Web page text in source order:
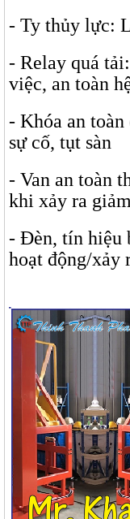
- Ty thủy lực:
- Relay quá
việc, an toàn
- Khóa an
sự cố, tụt sàn
- Van an toàn
khi xảy ra
- Đèn, tín hiệu
hoạt động/xảy